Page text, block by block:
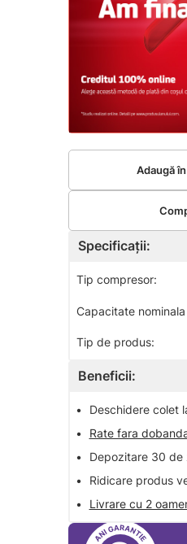
Specificații:
Tip compresor:
Capacitate
Tip de produs:
Beneficii:
•
Deschidere colet
•
Rate fara
•
Depozitare 30 de
•
Ridicare produs
•
Livrare cu 2
Adaugă